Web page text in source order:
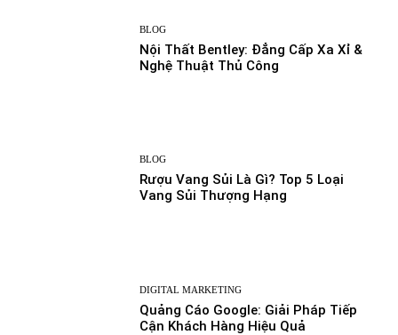
BLOG
Nội Thất Bentley: Đẳng Cấp Xa Xỉ &
Nghệ Thuật Thủ Công
BLOG
Rượu Vang Sủi Là Gì? Top 5 Loại
Vang Sủi Thượng Hạng
DIGITAL MARKETING
Quảng Cáo Google: Giải Pháp Tiếp
Cận Khách Hàng Hiệu Quả